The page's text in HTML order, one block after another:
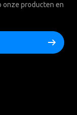
onze producten en